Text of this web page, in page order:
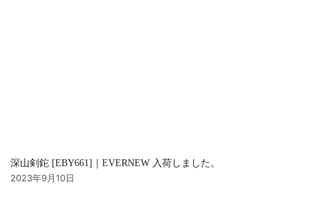
深山剣鉈 [EBY661]｜EVERNEW 入荷しました。
2023年9月10日